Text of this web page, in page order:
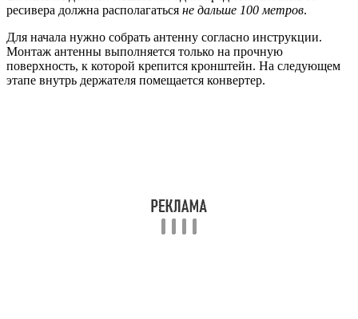
Используя изоляцию, крепим кабель к держателю конвертера.
изолентой и наносим силикон. Пришло время крепить
антенну на кронштейн, к которому нужно присоединить
кабель.
подключение выйдет низкочастотное, а для
высококачественного подключения нужно использовать